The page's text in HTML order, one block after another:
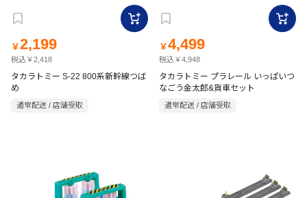
￥2,199
税込￥2,418
タカラトミー S-22 800系新幹線つば
め
通常配送 / 店舗受取
￥4,499
税込￥4,948
タカラトミー プラレール いっぱいつ
なごう金太郎&貨車セット
通常配送 / 店舗受取